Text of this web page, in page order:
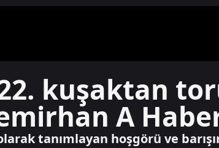
22. kuşaktan
A
tanımlayan hoşgörü ve